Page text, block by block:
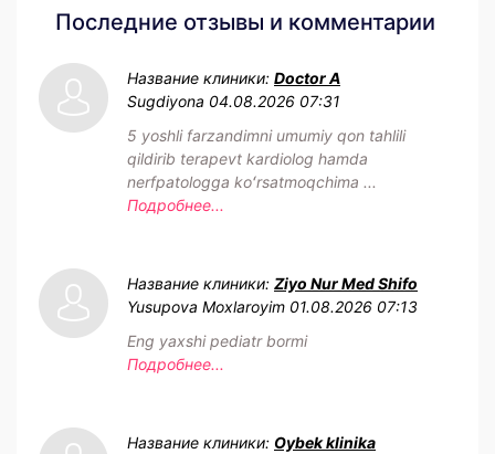
Последние отзывы и комментарии
Название клиники: Doctor A
Sugdiyona 04.08.2026 07:31
5 yoshli farzandimni umumiy qon tahlili
qildirib terapevt kardiolog hamda
nerfpatologga koʻrsatmoqchima ...
Подробнее...
Название клиники: Ziyo Nur Med Shifo
Yusupova Moxlaroyim 01.08.2026 07:13
Eng yaxshi pediatr bormi
Подробнее...
Название клиники: Oybek klinika